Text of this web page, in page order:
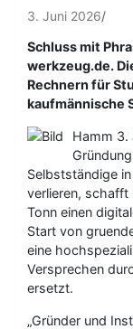
3. Juni 2026
Schluss mit
werkzeug.de.
Rechnern für
kaufmännische
Hamm 3.
Selbstständige
verlieren, schafft
Tonn einen
Start von
eine
Versprechen
ersetzt.
„Gründer und